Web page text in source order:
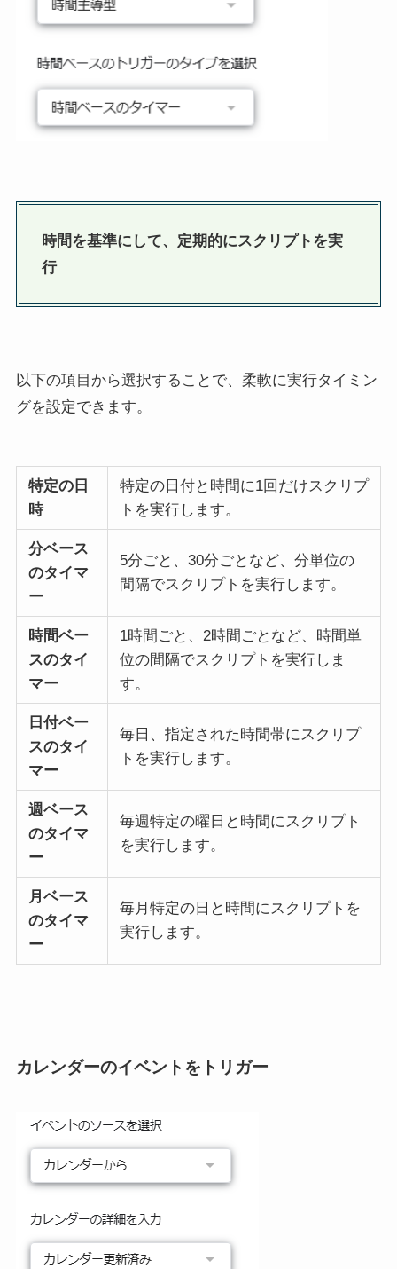
時間を基準にして、定期的にスクリプトを実
行
以下の項目から選択することで、柔軟に実行タイミン
グを設定できます。
特定の日
時
特定の日付と時間に1回だけスクリプ
トを実行します。
分ベース
のタイマ
ー
5分ごと、30分ごとなど、分単位の
間隔でスクリプトを実行します。
時間ベー
スのタイ
マー
1時間ごと、2時間ごとなど、時間単
位の間隔でスクリプトを実行しま
す。
日付ベー
スのタイ
マー
毎日、指定された時間帯にスクリプ
トを実行します。
週ベース
のタイマ
ー
毎週特定の曜日と時間にスクリプト
を実行します。
月ベース
のタイマ
ー
毎月特定の日と時間にスクリプトを
実行します。
カレンダーのイベントをトリガー